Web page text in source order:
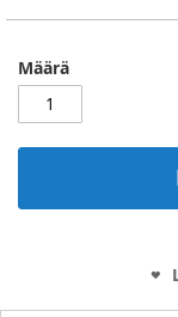
Määrä
the
gallery